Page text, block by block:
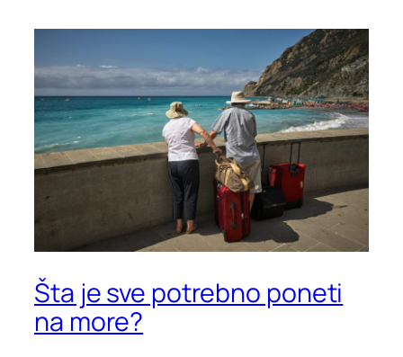
Šta je sve potrebno poneti
na more?